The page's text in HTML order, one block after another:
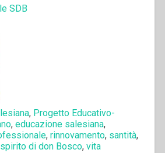
SDB
, Progetto Educativo-
, educazione salesiana,
, rinnovamento, santità,
spirito di don Bosco, vita